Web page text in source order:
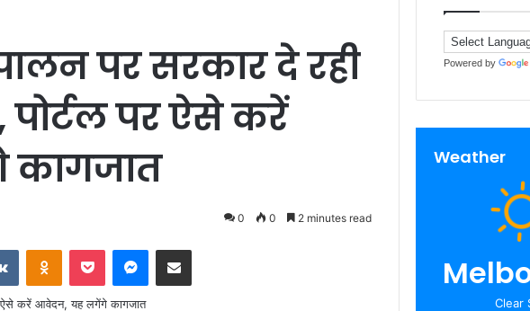
पर सरकार दे रही
पोर्टल पर ऐसे करें
0 0 2 minutes read
VKontakteOdnoklassniki
Pocket Messenger
Share via Email
Powered by
Weather
Clear